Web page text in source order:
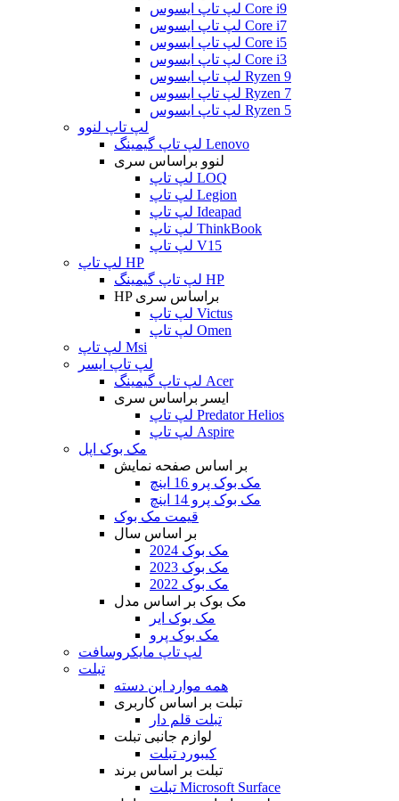
لپ تاپ ایسوس Core i9
لپ تاپ ایسوس Core i7
لپ تاپ ایسوس Core i5
لپ تاپ ایسوس Core i3
لپ تاپ ایسوس Ryzen 9
لپ تاپ ایسوس Ryzen 7
لپ تاپ ایسوس Ryzen 5
لپ تاپ لنوو
لپ تاپ گیمینگ Lenovo
لنوو براساس سری
لپ تاپ LOQ
لپ تاپ Legion
لپ تاپ Ideapad
لپ تاپ ThinkBook
لپ تاپ V15
لپ تاپ HP
لپ تاپ گیمینگ HP
HP براساس سری
لپ تاپ Victus
لپ تاپ Omen
لپ تاپ Msi
لپ تاپ ایسر
لپ تاپ گیمینگ Acer
ایسر براساس سری
لپ تاپ Predator Helios
لپ تاپ Aspire
مک بوک اپل
بر اساس صفحه نمایش
مک بوک پرو 16 اینچ
مک بوک پرو 14 اینچ
قیمت مک بوک
بر اساس سال
مک بوک 2024
مک بوک 2023
مک بوک 2022
مک بوک بر اساس مدل
مک بوک ایر
مک بوک پرو
لپ تاپ مایکروسافت
تبلت
همه موارد این دسته
تبلت بر اساس کاربری
تبلت قلم دار
لوازم جانبی تبلت
کیبورد تبلت
تبلت بر اساس برند
تبلت Microsoft Surface